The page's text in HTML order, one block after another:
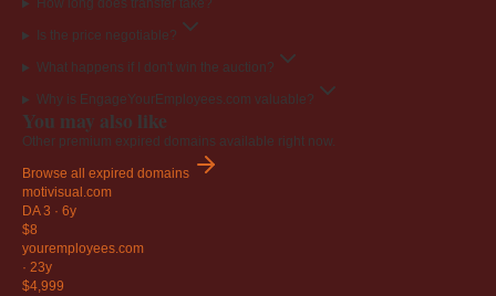
How long does transfer take?
Is the price negotiable?
What happens if I don't win the auction?
Why is EngageYourEmployees.com valuable?
You may also like
Other premium expired domains available right now.
Browse all expired domains
motivisual .com
DA 3 · 6y
$8
youremployees.com
· 23y
$4,999